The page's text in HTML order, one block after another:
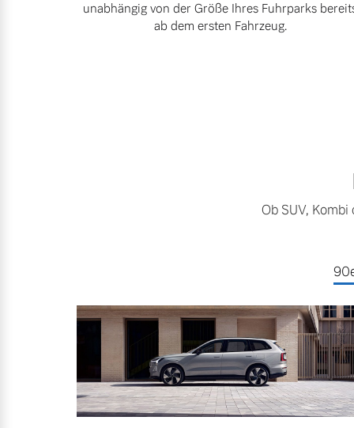
Versicherungunabhängig von der Größe Ihres Fuhrparks
ab dem ersten Fahrzeug.
Ob SUV,